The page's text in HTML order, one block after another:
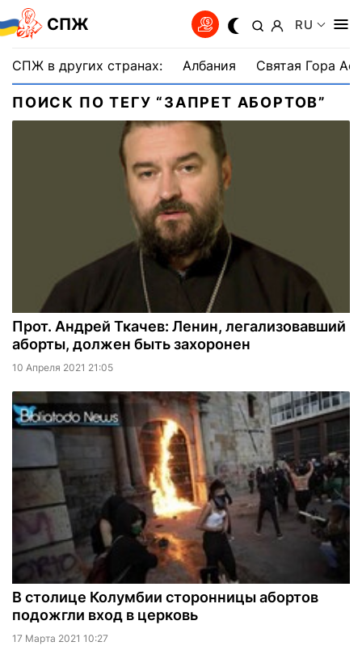
СПЖ RU
СПЖ в других странах: Албания Святая Гора
ПОИСК ПО ТЕГУ “ЗАПРЕТ АБОРТОВ”
Прот. Андрей Ткачев: Ленин, легализовавший
аборты, должен быть захоронен
10 Апреля 2021 21:05
В столице Колумбии сторонницы абортов
подожгли вход в церковь
17 Марта 2021 10:27